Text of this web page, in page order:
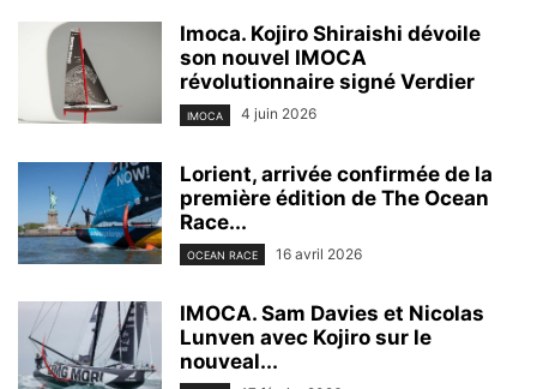
Imoca. Kojiro Shiraishi dévoile
son nouvel IMOCA
révolutionnaire signé Verdier
IMOCA 4 juin 2026
Lorient, arrivée confirmée de la
première édition de The Ocean
Race...
OCEAN RACE 16 avril 2026
IMOCA. Sam Davies et Nicolas
Lunven avec Kojiro sur le
nouveal...